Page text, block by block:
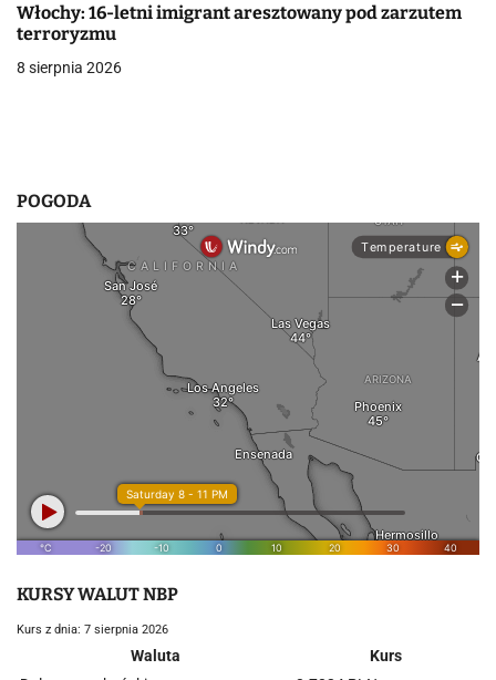
i
s
Włochy: 16-letni imigrant aresztowany pod zarzutem
terroryzmu
8 sierpnia 2026
POGODA
KURSY WALUT NBP
Kurs z dnia: 7 sierpnia 2026
Waluta
Kurs